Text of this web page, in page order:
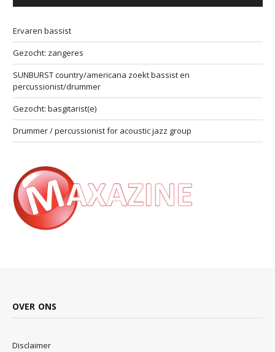
Ervaren bassist
Gezocht: zangeres
SUNBURST country/americana zoekt bassist en
percussionist/drummer
Gezocht: basgitarist(e)
Drummer / percussionist for acoustic jazz group
OVER ONS
Disclaimer